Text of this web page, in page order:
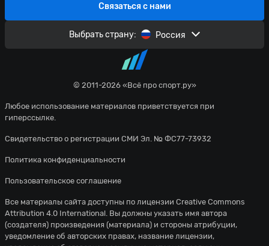
© 2011-2026 «Всё про спорт.ру»
Любое использование материалов приветствуется при
гиперссылке.
Свидетельство о регистрации СМИ Эл. № ФС77-73932
Политика конфиденциальности
Пользовательское соглашение
Связаться с нами
Выбрать страну: Россия
Все материалы сайта доступны по лицензии Creative Commons
Attribution 4.0 International . Вы должны указать имя автора
(создателя) произведения (материала) и стороны атрибуции,
уведомление об авторских правах, название лицензии,